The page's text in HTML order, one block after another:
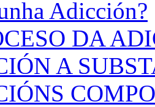
Adicción?
DA
A